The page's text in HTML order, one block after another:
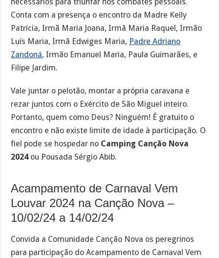
Conta com a presença o encontro da Madre Kelly
Patrícia, Irmã Maria Joana, Irmã Maria Raquel, Irmão
Luís Maria, Irmã Edwiges Maria, Padre Adriano
Zandoná, Irmão Emanuel Maria, Paula Guimarães, e
Filipe Jardim.
Vale juntar o pelotão, montar a própria caravana e
rezar juntos com o Exército de São Miguel inteiro.
Portanto, quem como Deus? Ninguém! É gratuito o
encontro e não existe limite de idade à participação. O
fiel pode se hospedar no Camping Canção Nova
2024ou Pousada Sérgio Abib.
Acampamento de Carnaval Vem
Louvar 2024 na Canção Nova –
10/02/24 a 14/02/24
Convida a Comunidade Canção Nova os peregrinos
para participação do Acampamento de Carnaval Vem